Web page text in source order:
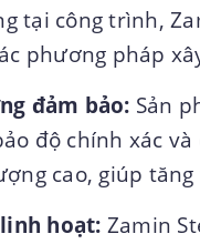
tại công trình,
phương pháp
đảm bảo: Sản
độ chính xác
cao, giúp
hoạt: Zamin